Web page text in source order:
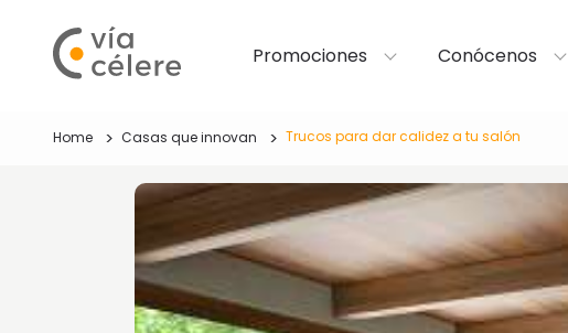
Promociones Conócenos
Home Casas que innovan Trucos para dar calidez a tu salón